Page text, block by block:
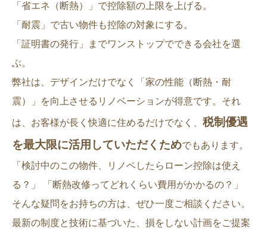
「省エネ（断熱）」で控除額の上限を上げる。
「耐震」で古い物件も控除の対象にする。
「証明書の発行」までワンストップでできる会社を選
ぶ。
弊社は、デザインだけでなく「家の性能（断熱・耐
震）」を向上させるリノベーションが得意です。それ
は、お客様が長く快適に住めるだけでなく、 税制優遇
を最大限に活用していただくためでもあります。
「検討中のこの物件、リノベしたらローン控除は使え
る？」 「断熱改修ってどれくらい費用がかかるの？」
そんな疑問をお持ちの方は、ぜひ一度ご相談ください。
最新の制度と技術に基づいた、損をしない計画をご提案